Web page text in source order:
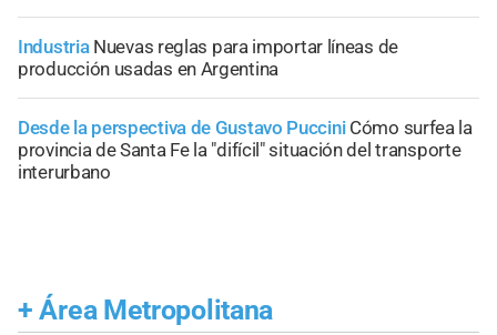
Industria Nuevas reglas para importar líneas de
producción usadas en Argentina
Desde la perspectiva de Gustavo Puccini Cómo surfea la
provincia de Santa Fe la "difícil" situación del transporte
interurbano
+ Área Metropolitana